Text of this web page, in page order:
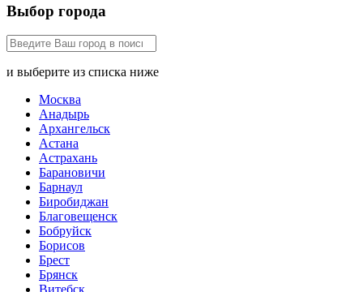
Выбор города
и выберите из списка ниже
Москва
Анадырь
Архангельск
Астана
Астрахань
Барановичи
Барнаул
Биробиджан
Благовещенск
Бобруйск
Борисов
Брест
Брянск